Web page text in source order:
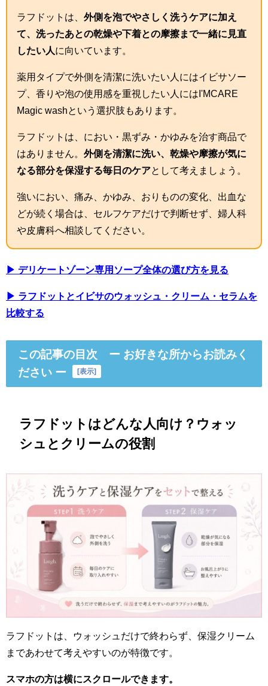
ラフドットは、 外側を泡でやさしく洗うケアに加え
て、洗ったあとの乾燥や下着との摩擦まで一緒に見直
したい人 に向いています。
薬用タイプで外側を清潔に洗いたい人にはイビサソー
プ、香りや泡の使用感を重視したい人にはI'MCARE
Magic washという選択肢もあります。
ラフドットは、におい・黒ずみ・かゆみを治す商品で
はありません。 外側を清潔に洗い、乾燥や摩擦が気に
なる部分を保湿する毎日のケアとして考えましょう。
強いにおい、痛み、かゆみ、おりものの変化、出血な
どが続く場合は、セルフケアだけで判断せず、婦人科
や皮膚科へ相談してください。
▶ デリケートゾーン専用ソープ全体の選び方を見る
▶ ラフドットとイビサのウォッシュ・クリーム・セラムを
比較する
この記事の目次 ー お好きな所からお読みく
ださい ー
[表示]
ラフドットはどんな人向け？ウォッ
シュとクリームの役割
ラフドットは、ウォッシュだけで終わらず、保湿クリーム
まであわせて考えやすいのが特徴です。
スマホの方は横にスクロールできます。